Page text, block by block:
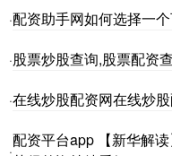
·配资助手网如何选择一
·股票炒股查询,股票配资
·在线炒股配资网在线炒
·
配资平台app 【新华解